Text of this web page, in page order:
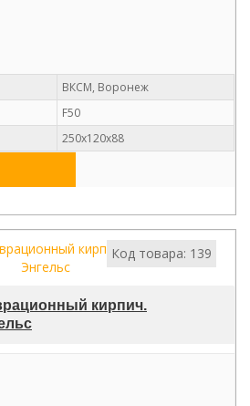
ВКСМ, Воронеж
F50
250x120x88
Код товара: 139
кирпич.